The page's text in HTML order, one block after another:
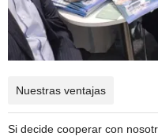
Nuestras ventajas
Si decide cooperar con